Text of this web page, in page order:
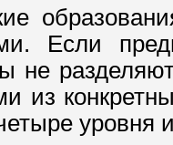
Если
не
из
уровня